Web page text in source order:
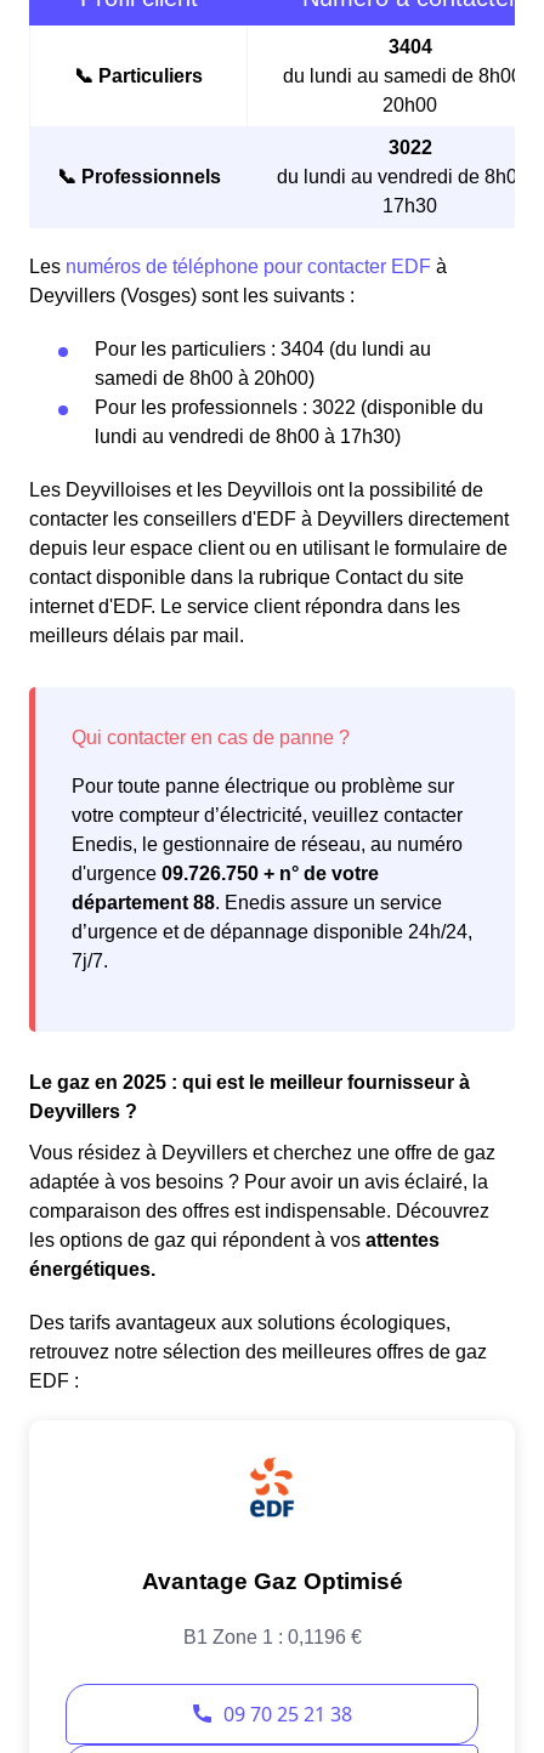
📞 Particuliers
3404
du lundi au samedi de 8h00 à
20h00
📞 Professionnels
3022
du lundi au vendredi de 8h00 à
17h30
Les numéros de téléphone pour contacter EDF à
Deyvillers (Vosges) sont les suivants :
Pour les particuliers : 3404 (du lundi au
samedi de 8h00 à 20h00)
Pour les professionnels : 3022 (disponible du
lundi au vendredi de 8h00 à 17h30)
Les Deyvilloises et les Deyvillois ont la possibilité de
contacter les conseillers d'EDF à Deyvillers directement
depuis leur espace client ou en utilisant le formulaire de
contact disponible dans la rubrique Contact du site
internet d'EDF. Le service client répondra dans les
meilleurs délais par mail.
Pour toute panne électrique ou problème sur
votre compteur d’électricité, veuillez contacter
Enedis, le gestionnaire de réseau, au numéro
d'urgence 09.726.750 + n° de votre
département 88. Enedis assure un service
d’urgence et de dépannage disponible 24h/24,
7j/7.
Le gaz en 2025 : qui est le meilleur fournisseur à
Deyvillers ?
Vous résidez à Deyvillers et cherchez une offre de gaz
adaptée à vos besoins ? Pour avoir un avis éclairé, la
comparaison des offres est indispensable. Découvrez
les options de gaz qui répondent à vos attentes
énergétiques.
Des tarifs avantageux aux solutions écologiques,
retrouvez notre sélection des meilleures offres de gaz
EDF :